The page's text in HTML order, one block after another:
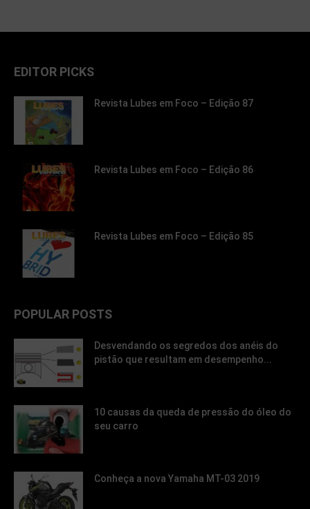
EDITOR PICKS
Revista Lubes em Foco – Edição 87
Revista Lubes em Foco – Edição 86
Revista Lubes em Foco – Edição 85
POPULAR POSTS
Desvendando os segredos dos anéis do
pistão que resultam em desempenho...
10 causas da queda de pressão do óleo do
seu carro
Conheça a nova Yamaha MT-03 2019